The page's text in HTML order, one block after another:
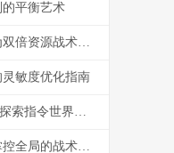
平衡艺术
和平精英怎么打双倍物资，副标题为双倍资源战术致胜全解析
敏度优化指南
我的世界指令help入门指南，副标题探索指令世界的钥匙
王者荣耀钟馗出装推荐，钩锁索魂掌控全局的战术核心